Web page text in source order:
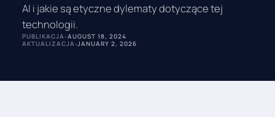
AI i jakie są etyczne dylematy dotyczące tej
technologii.
PUBLIKACJA:AUGUST 18, 2024
AKTUALIZACJA:JANUARY 2, 2026